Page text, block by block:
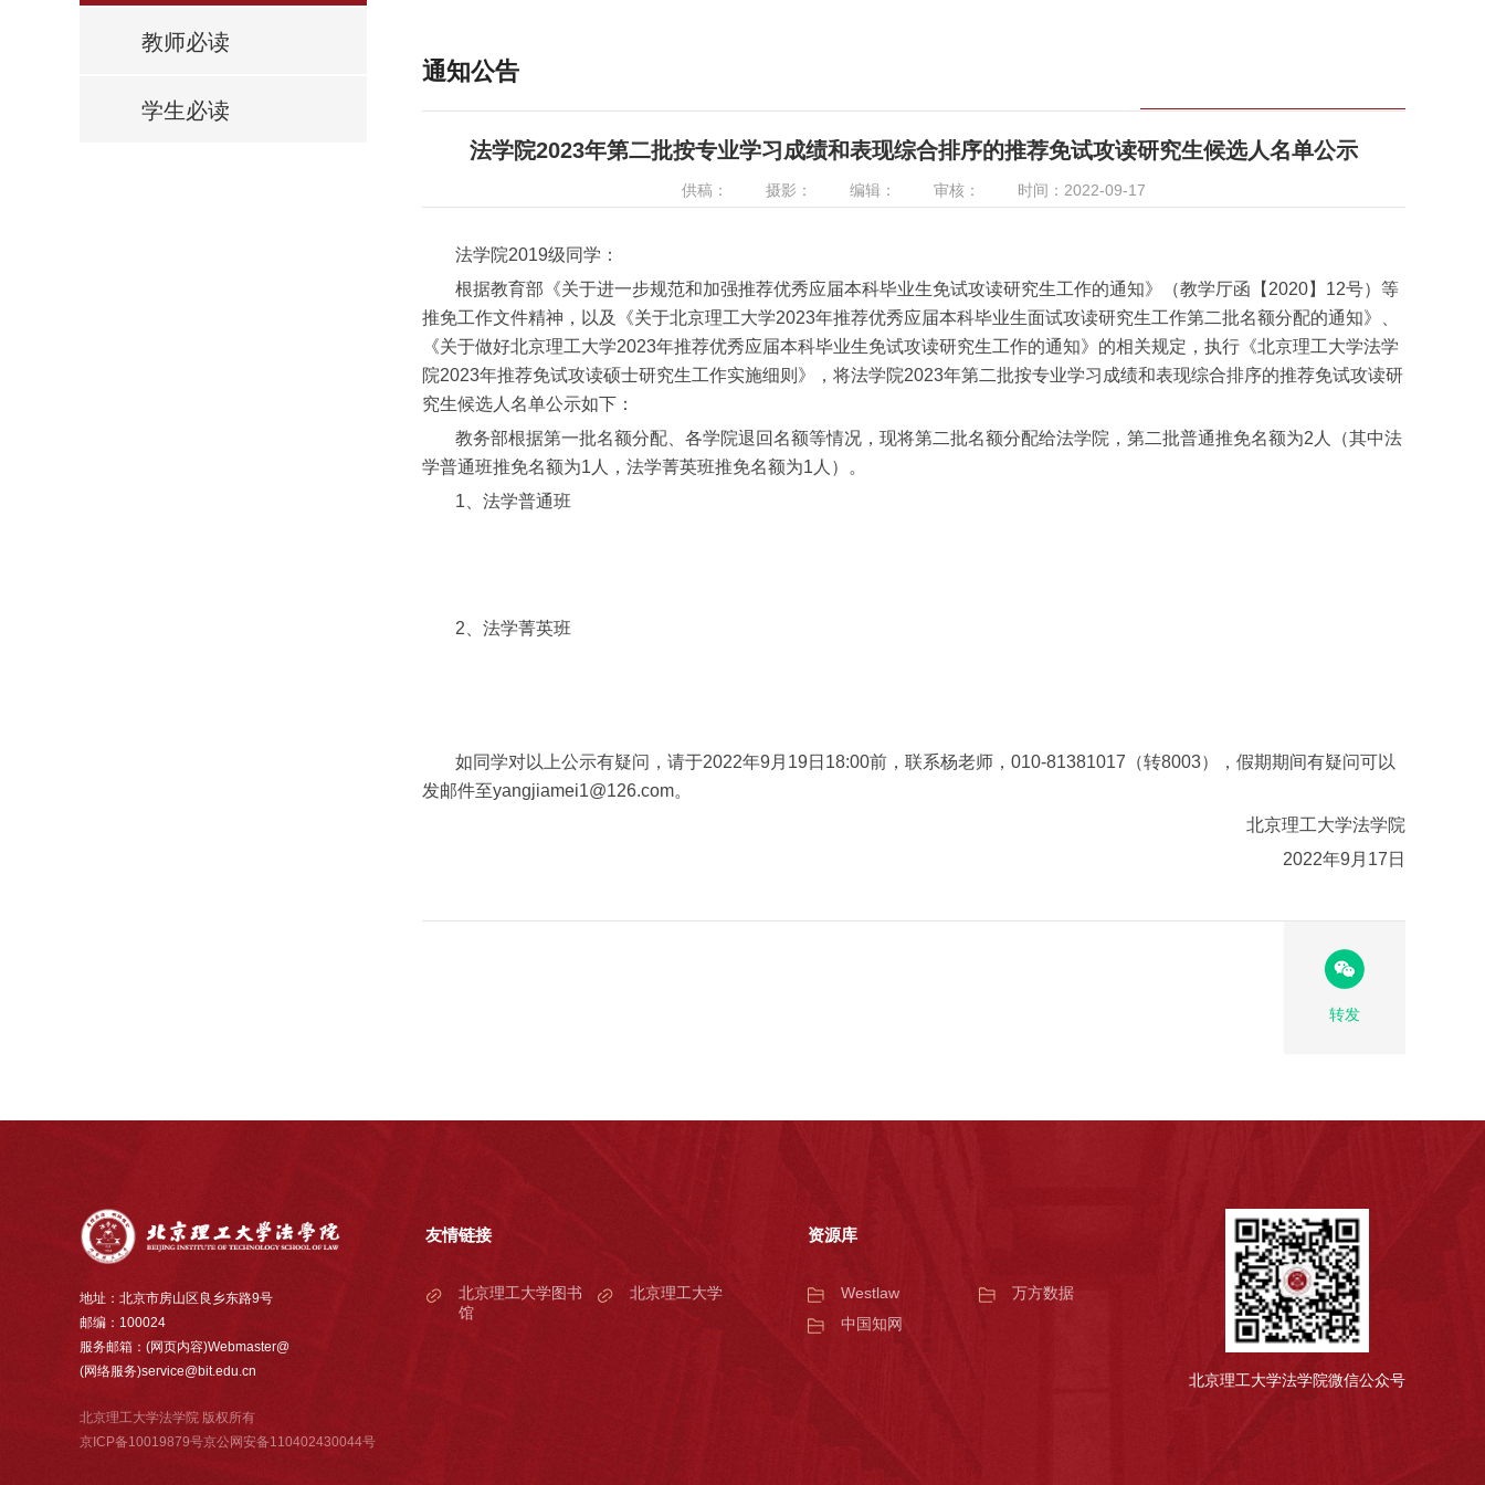
教师必读
学生必读
通知公告
法学院2023年第二批按专业学习成绩和表现综合排序的推荐免试攻读研究生候选人名单公示
供稿： 摄影： 编辑： 审核： 时间：2022-09-17
法学院2019级同学：
根据教育部《关于进一步规范和加强推荐优秀应届本科毕业生免试攻读研究生工作的通知》（教学厅函【2020】12号）等
推免工作文件精神，以及《关于北京理工大学2023年推荐优秀应届本科毕业生面试攻读研究生工作第二批名额分配的通知》、
《关于做好北京理工大学2023年推荐优秀应届本科毕业生免试攻读研究生工作的通知》的相关规定，执行《北京理工大学法学
院2023年推荐免试攻读硕士研究生工作实施细则》，将法学院2023年第二批按专业学习成绩和表现综合排序的推荐免试攻读研
究生候选人名单公示如下：
教务部根据第一批名额分配、各学院退回名额等情况，现将第二批名额分配给法学院，第二批普通推免名额为2人（其中法
学普通班推免名额为1人，法学菁英班推免名额为1人）。
1、法学普通班
2、法学菁英班
如同学对以上公示有疑问，请于2022年9月19日18:00前，联系杨老师，010-81381017（转8003），假期期间有疑问可以
发邮件至yangjiamei1@126.com。
北京理工大学法学院
2022年9月17日
转发
地址：北京市房山区良乡东路9号
邮编：100024
服务邮箱：(网页内容)Webmaster@
(网络服务)service@bit.edu.cn
北京理工大学法学院 版权所有
京ICP备10019879号京公网安备110402430044号
友情链接
北京理工大学图书
馆
北京理工大学
资源库
Westlaw
万方数据
中国知网
北京理工大学法学院微信公众号